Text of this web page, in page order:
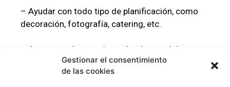
Gestionar el consentimiento
de las cookies
– Ayudar con todo tipo de planificación, como
decoración, fotografía, catering, etc.
– Asesorar a las parejas sobre lo que deben
tener en cuenta a la hora de planificar su gran